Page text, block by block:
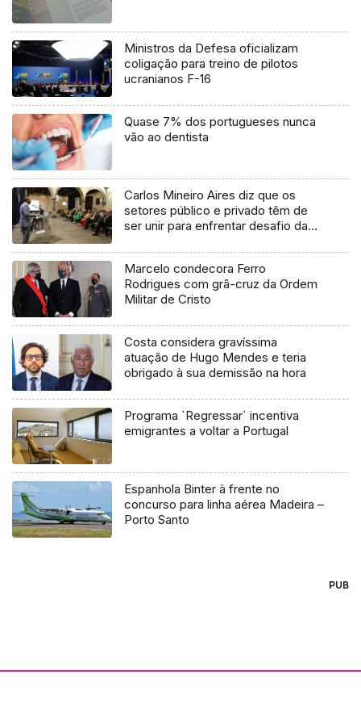
Ministros da Defesa oficializam
coligação para treino de pilotos
ucranianos F-16
Quase 7% dos portugueses nunca
vão ao dentista
Carlos Mineiro Aires diz que os
setores público e privado têm de
ser unir para enfrentar desafio da
Marcelo condecora Ferro
Rodrigues com grã-cruz da Ordem
Militar de Cristo
Costa considera gravíssima
atuação de Hugo Mendes e teria
obrigado à sua demissão na hora
Programa `Regressar` incentiva
emigrantes a voltar a Portugal
Espanhola Binter à frente no
concurso para linha aérea Madeira –
Porto Santo
PUB